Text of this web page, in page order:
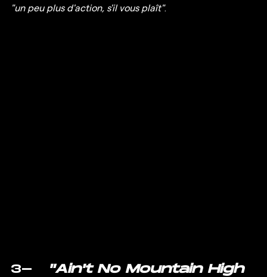
"un peu plus d'action, s'il vous plaît".
3-
"Ain't No Mountain High